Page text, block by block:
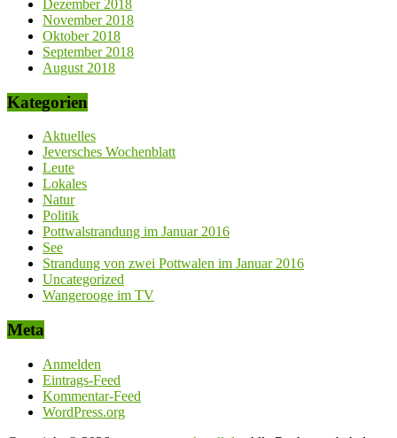
Dezember 2018
November 2018
Oktober 2018
September 2018
August 2018
Kategorien
Aktuelles
Jeversches Wochenblatt
Leute
Lokales
Natur
Politik
Pottwalstrandung im Januar 2016
See
Strandung von zwei Pottwalen im Januar 2016
Uncategorized
Wangerooge im TV
Meta
Anmelden
Eintrags-Feed
Kommentar-Feed
WordPress.org